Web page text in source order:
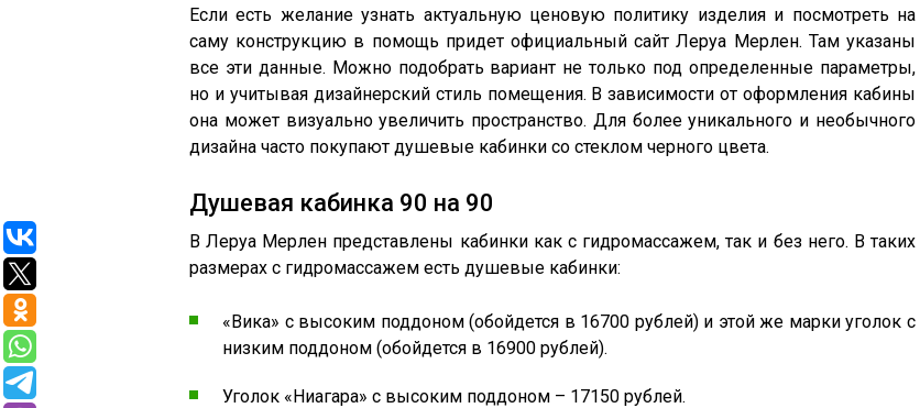
Если есть желание узнать актуальную ценовую политику изделия и посмотреть на
саму конструкцию в помощь придет официальный сайт Леруа Мерлен. Там указаны
все эти данные. Можно подобрать вариант не только под определенные параметры,
но и учитывая дизайнерский стиль помещения. В зависимости от оформления кабины
она может визуально увеличить пространство. Для более уникального и необычного
дизайна часто покупают душевые кабинки со стеклом черного цвета.
Душевая кабинка 90 на 90
В Леруа Мерлен представлены кабинки как с гидромассажем, так и без него. В таких
размерах с гидромассажем есть душевые кабинки:
«Вика» с высоким поддоном (обойдется в 16700 рублей) и этой же марки уголок с
низким поддоном (обойдется в 16900 рублей).
Уголок «Ниагара» с высоким поддоном – 17150 рублей.